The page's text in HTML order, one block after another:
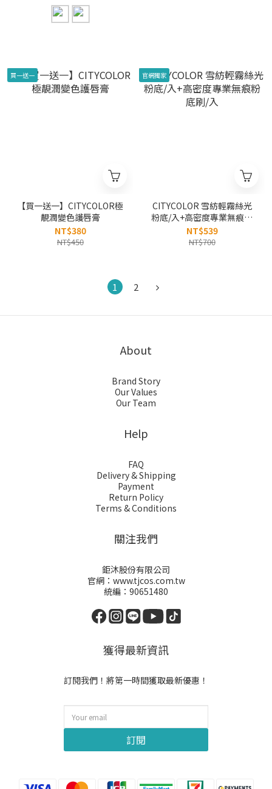
買一送一
【買一送一】CITYCOLOR極
靚潤變色護唇膏
NT$380
NT$450
官網獨家
CITYCOLOR 雪紡輕霧絲光
粉底/入+高密度專業無痕粉
底刷/入
NT$539
NT$700
1 2
About
Brand Story
Our Values
Our Team
Help
FAQ
Delivery & Shipping
Payment
Return Policy
Terms & Conditions
關注我們
鉅沐股份有限公司
官網：www.tjcos.com.tw
統編：90651480
獲得最新資訊
訂閱我們！將第一時間獲取最新優惠！
訂閱